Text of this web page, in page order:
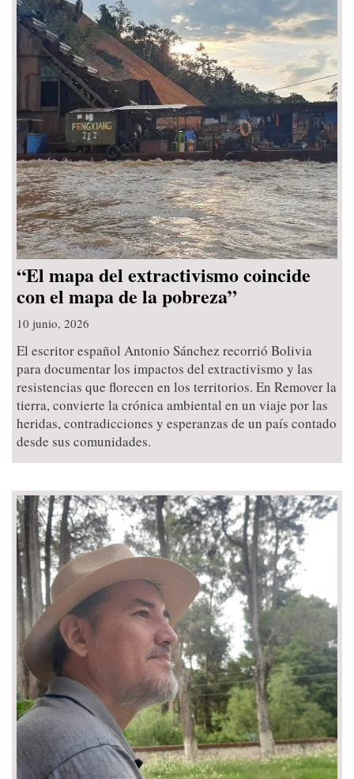
“El mapa del extractivismo coincide
con el mapa de la pobreza”
10 junio, 2026
El escritor español Antonio Sánchez recorrió Bolivia
para documentar los impactos del extractivismo y las
resistencias que florecen en los territorios. En Remover la
tierra, convierte la crónica ambiental en un viaje por las
heridas, contradicciones y esperanzas de un país contado
desde sus comunidades.